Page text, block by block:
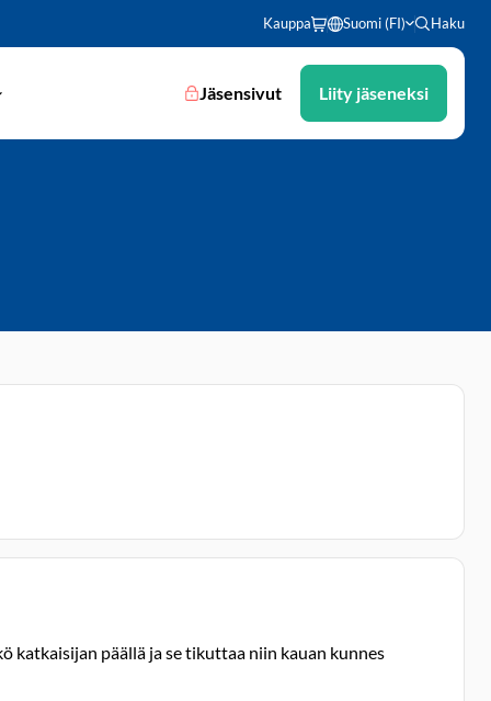
Kauppa Suomi (FI) Haku
Jäsensivut Liity jäseneksi
katkaisijan päällä ja se tikuttaa niin kauan kunnes